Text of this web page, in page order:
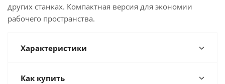
других станках. Компактная версия для экономии
рабочего пространства.
Характеристики
Как купить